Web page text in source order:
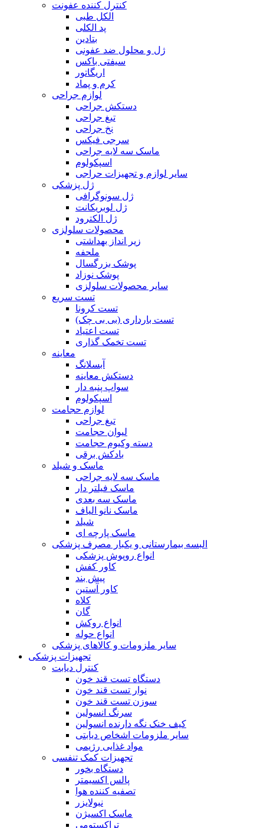
کنترل کننده عفونت
الکل طبی
پد الکلی
بتادین
ژل و محلول ضد عفونی
سیفتی باکس
اریگاتور
کرم و پماد
لوازم جراحی
دستکش جراحی
تیغ جراحی
نخ جراحی
سرجی فیکس
ماسک سه لایه جراحی
اسپکولوم
سایر لوازم و تجهیزات حراجی
ژل پزشکی
ژل سونوگرافی
ژل لوبریکانت
ژل الکترود
محصولات سلولزی
زیر انداز بهداشتی
ملحفه
پوشک بزرگسال
پوشک نوزاد
سایر محصولات سلولزی
تست سریع
تست کرونا
تست بارداری (بی بی چک)
تست اعتیاد
تست تخمک گذاری
معاینه
آبسلانگ
دستکش معاینه
سواپ پنبه دار
اسپکولوم
لوازم حجامت
تیغ جراحی
لیوان حجامت
دسته وکیوم حجامت
بادکش برقی
ماسک و شیلد
ماسک سه لایه جراحی
ماسک فیلتر دار
ماسک سه بعدی
ماسک نانو الیاف
شیلد
ماسک پارچه ای
البسه بیمارستانی و یکبار مصرف پزشکی
انواع روپوش پزشکی
کاور کفش
پیش بند
کاور آستین
کلاه
گان
انواع روکش
انواع حوله
سایر ملزومات و کالاهای پزشکی
تجهیزات پزشکی
کنترل دیابت
دستگاه تست قند خون
نوار تست قند خون
سوزن تست قند خون
سرنگ انسولین
کیف خنک نگه دارنده انسولین
سایر ملزومات اشخاص دیابتی
مواد غذایی رژیمی
تجهیزات کمک تنفسی
دستگاه بخور
پالس اکسیمتر
تصفیه کننده هوا
نبولایزر
ماسک اکسیژن
تراکستومی